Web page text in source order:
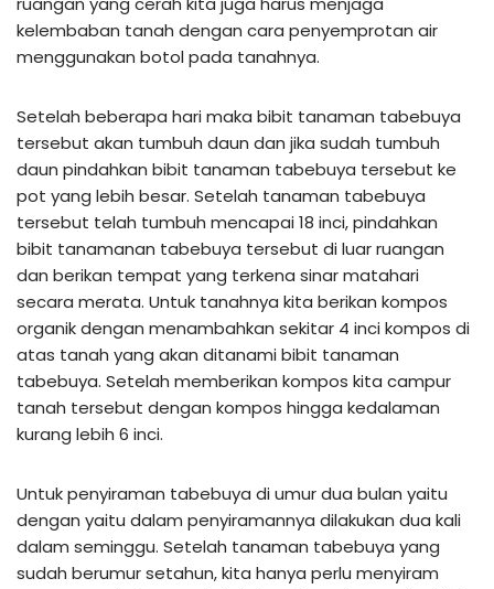
kelembaban tanah dengan cara penyemprotan air
menggunakan botol pada tanahnya.
Setelah beberapa hari maka bibit tanaman tabebuya
tersebut akan tumbuh daun dan jika sudah tumbuh
daun pindahkan bibit tanaman tabebuya tersebut ke
pot yang lebih besar. Setelah tanaman tabebuya
tersebut telah tumbuh mencapai 18 inci, pindahkan
bibit tanamanan tabebuya tersebut di luar ruangan
dan berikan tempat yang terkena sinar matahari
secara merata. Untuk tanahnya kita berikan kompos
organik dengan menambahkan sekitar 4 inci kompos di
atas tanah yang akan ditanami bibit tanaman
tabebuya. Setelah memberikan kompos kita campur
tanah tersebut dengan kompos hingga kedalaman
kurang lebih 6 inci.
Untuk penyiraman tabebuya di umur dua bulan yaitu
dengan yaitu dalam penyiramannya dilakukan dua kali
dalam seminggu. Setelah tanaman tabebuya yang
sudah berumur setahun, kita hanya perlu menyiram